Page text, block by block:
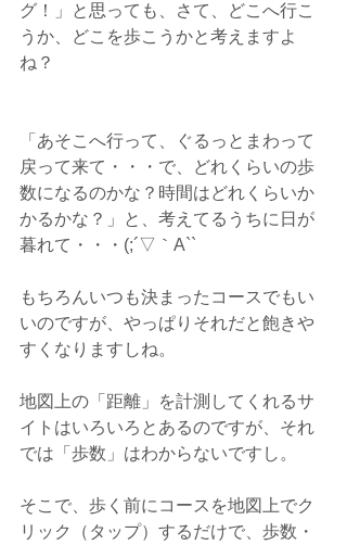
グ！」と思っても、さて、どこへ行こ
うか、どこを歩こうかと考えますよ
ね？
「あそこへ行って、ぐるっとまわって
戻って来て・・・で、どれくらいの歩
数になるのかな？時間はどれくらいか
かるかな？」と、考えてるうちに日が
暮れて・・・(;´▽｀A``
もちろんいつも決まったコースでもい
いのですが、やっぱりそれだと飽きや
すくなりますしね。
地図上の「距離」を計測してくれるサ
イトはいろいろとあるのですが、それ
では「歩数」はわからないですし。
そこで、歩く前にコースを地図上でク
リック（タップ）するだけで、歩数・